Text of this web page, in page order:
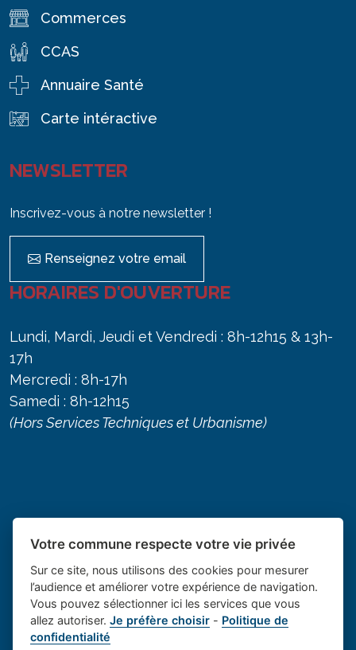
Commerces
CCAS
Annuaire Santé
Carte intéractive
NEWSLETTER
Inscrivez-vous à notre newsletter !
Renseignez votre email
HORAIRES D'OUVERTURE
Lundi, Mardi, Jeudi et Vendredi : 8h-12h15 & 13h-
17h
Mercredi : 8h-17h
Samedi : 8h-12h15
(Hors Services Techniques et Urbanisme)
Place du village la solution web
et appli des collectivités
- Le village de
Votre commune respecte votre vie privée
Sur ce site, nous utilisons des cookies pour mesurer
l’audience et améliorer votre expérience de navigation.
Vous pouvez sélectionner ici les services que vous
allez autoriser.Je préfère choisir - Politique de
confidentialité